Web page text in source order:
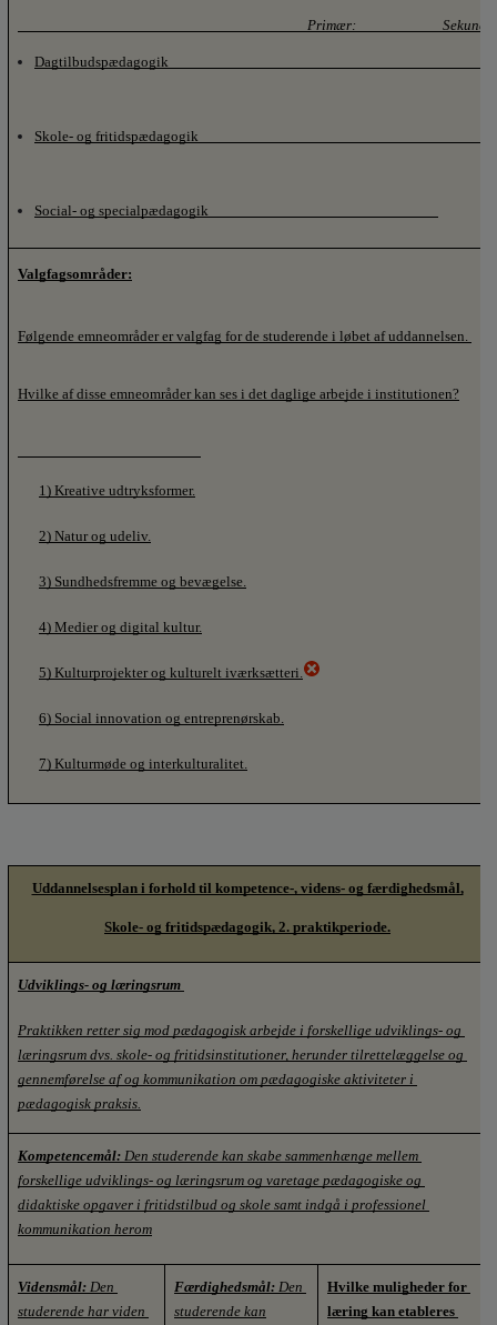
Primær:
Skole- og
Social- og specialpædagogik
Valgfagsområder:
Følgende emneområder er valgfag for de studerende i løbet af uddannelsen.
Hvilke af disse emneområder kan ses i det daglige arbejde i institutionen?
1) Kreative udtryksformer.
2) Natur og udeliv.
3) Sundhedsfremme og bevægelse.
4) Medier og digital kultur.
5) Kulturprojekter og kulturelt iværksætteri.
6) Social innovation og entreprenørskab.
7) Kulturmøde og interkulturalitet.
Uddannelsesplan i forhold til kompetence-, videns- og færdighedsmål,
Skole- og fritidspædagogik, 2. praktikperiode.
Udviklings- og læringsrum
Praktikken retter sig mod pædagogisk arbejde i forskellige udviklings- og
læringsrum dvs. skole- og fritidsinstitutioner, herunder tilrettelæggelse og
gennemførelse af og kommunikation om pædagogiske aktiviteter i
pædagogisk praksis.
Kompetencemål: Den studerende kan skabe sammenhænge mellem
forskellige udviklings- og læringsrum og varetage pædagogiske og
didaktiske opgaver i fritidstilbud og skole samt indgå i professionel
kommunikation herom
Vidensmål: Den
studerende har viden
Færdighedsmål: Den
studerende kan
Hvilke muligheder for
læring kan etableres